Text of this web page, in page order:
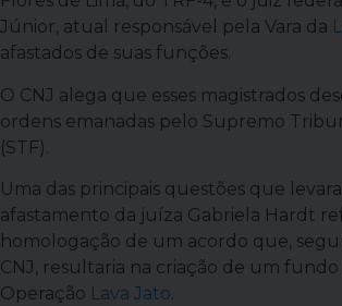
Júnior, atual responsável pela Vara da
afastados de suas funções.
O CNJ alega que esses magistrados
ordens emanadas pelo Supremo
(STF).
Uma das principais questões que
afastamento da juíza Gabriela Hardt
homologação de um acordo que,
CNJ, resultaria na criação de um
Operação Lava Jato.